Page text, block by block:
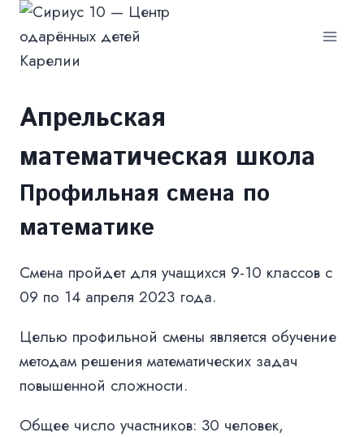
Перейти
содержимому
Апрельская
математическая школа
Профильная смена по
математике
Смена пройдет для учащихся 9-10 классов с
09 по 14 апреля 2023 года.
Целью профильной смены является обучение
методам решения математических задач
повышенной сложности.
Общее число участников: 30 человек,